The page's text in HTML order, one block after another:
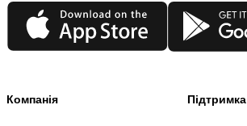
App Store Google Play
Компанія Підтримка